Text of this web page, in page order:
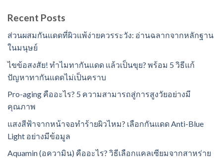
Recent Posts
ส่วนผสมกันแดดที่ผิวแพ้ง่ายควรระวัง: อ่านฉลากจากหลักฐาน
ในมนุษย์
ไขข้อสงสัย! ทำไมทากันแดด แล้วเป็นขุย? พร้อม 5 วิธีแก้
ปัญหาทากันแดดไม่เป็นคราบ
Pro-aging คืออะไร? 5 ความสามารถสู่การสูงวัยอย่างมี
คุณภาพ
แสงสีฟ้าจากหน้าจอทำร้ายผิวไหม? เลือกกันแดด Anti-Blue
Light อย่างมีข้อมูล
Aquamin (อความิน) คืออะไร? วิธีเลือกแคลเซียมจากสาหร่าย